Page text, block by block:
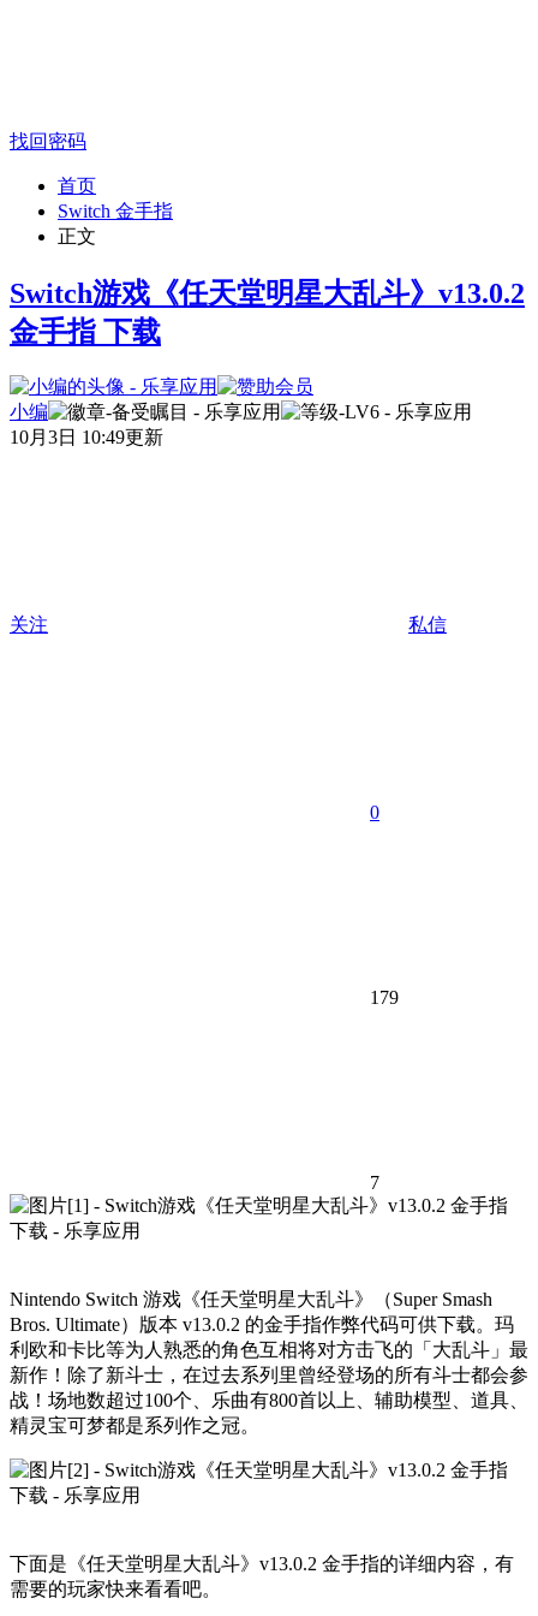
找回密码
首页
Switch 金手指
正文
Switch游戏《任天堂明星大乱斗》v13.0.2
金手指 下载
小编
10月3日 10:49更新
关注 私信
0
179
7
Nintendo Switch 游戏《任天堂明星大乱斗》（Super Smash
Bros. Ultimate）版本 v13.0.2 的金手指作弊代码可供下载。玛
利欧和卡比等为人熟悉的角色互相将对方击飞的「大乱斗」最
新作！除了新斗士，在过去系列里曾经登场的所有斗士都会参
战！场地数超过100个、乐曲有800首以上、辅助模型、道具、
精灵宝可梦都是系列作之冠。
下面是《任天堂明星大乱斗》v13.0.2 金手指的详细内容，有
需要的玩家快来看看吧。